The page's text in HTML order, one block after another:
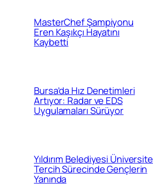
MasterChef Şampiyonu
Eren Kaşıkçı Hayatını
Kaybetti
Bursa’da Hız Denetimleri
Artıyor: Radar ve EDS
Uygulamaları Sürüyor
Yıldırım Belediyesi Üniversite
Tercih Sürecinde Gençlerin
Yanında